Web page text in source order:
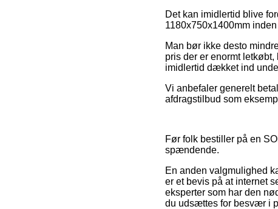
Det kan imidlertid blive
1180x750x1400mm
Man bør ikke desto
pris der er enormt
imidlertid dækket ind
Vi anbefaler generelt
afdragstilbud som
Før folk bestiller på en
spændende.
En anden valgmulighed
er et bevis på at internet
eksperter som har den
du udsættes for besvær i